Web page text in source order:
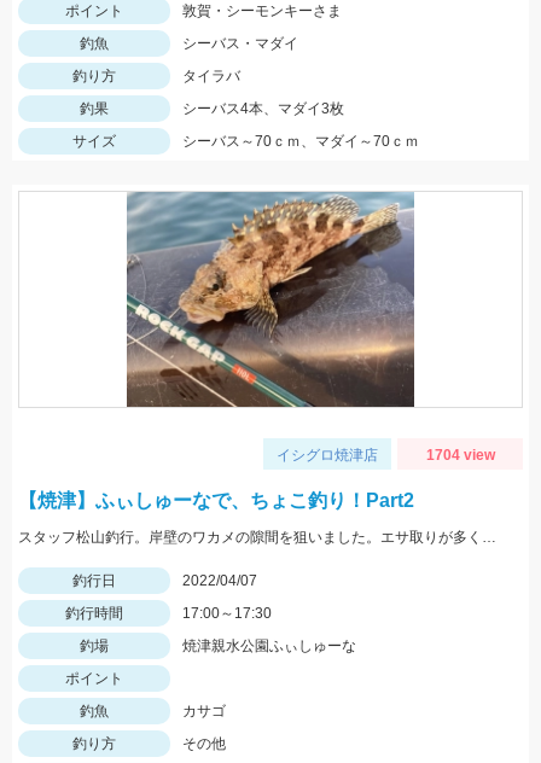
ポイント
敦賀・シーモンキーさま
釣魚
シーバス・マダイ
釣り方
タイラバ
釣果
シーバス4本、マダイ3枚
サイズ
シーバス～70ｃｍ、マダイ～70ｃｍ
イシグロ焼津店 1704 view
【焼津】ふぃしゅーなで、ちょこ釣り！Part2
スタッフ松山釣行。岸壁のワカメの隙間を狙いました。エサ取りが多く苦戦しました。エサはオキアミL。
釣行日
2022/04/07
釣行時間
17:00～17:30
釣場
焼津親水公園ふぃしゅーな
ポイント
釣魚
カサゴ
釣り方
その他